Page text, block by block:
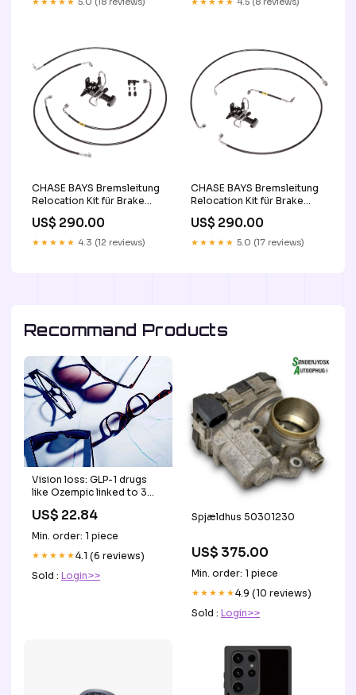
CHASE BAYS Bremsleitung
Relocation Kit für Brake
passend für Honda Civic
(1992-2000)
Baujahr:Civique (1996-
US$ 290.00
★★★★★ 4.3 (12 reviews)
CHASE BAYS Bremsleitung
Relocation Kit für Brake
passend für Toyota AE86
laguna
US$ 290.00
★★★★★ 5.0 (17 reviews)
Recommand Products
Vision loss: GLP-1 drugs
like Ozempic linked to 3
US$ 22.84
Min. order: 1 piece
★★★★★4.1 (6 reviews)
Sold : Login>>
Spjældhus 50301230
US$ 375.00
Min. order: 1 piece
★★★★★4.9 (10 reviews)
Sold : Login>>